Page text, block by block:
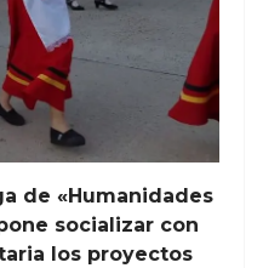
de «Humanidades
socializar con
los proyectos